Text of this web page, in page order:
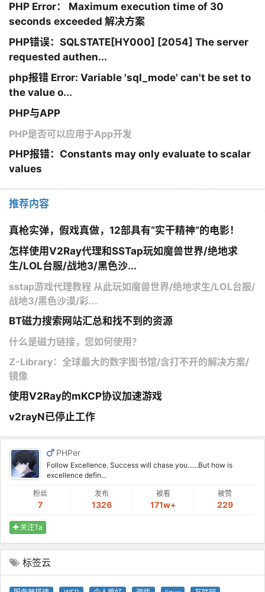
PHP Error： Maximum execution time of 30
seconds exceeded 解决方案
PHP错误：SQLSTATE[HY000] [2054] The server
requested authen...
php报错 Error: Variable 'sql_mode' can't be set to
the value o...
PHP与APP
PHP是否可以应用于App开发
PHP报错：Constants may only evaluate to scalar
values
推荐内容
真枪实弹，假戏真做，12部具有“实干精神”的电影！
怎样使用V2Ray代理和SSTap玩如魔兽世界/绝地求
生/LOL台服/战地3/黑色沙...
sstap游戏代理教程 从此玩如魔兽世界/绝地求生/LOL台服/
战地3/黑色沙漠/彩...
BT磁力搜索网站汇总和找不到的资源
什么是磁力链接，您如何使用？
Z-Library：全球最大的数字图书馆/含打不开的解决方案/
镜像
使用V2Ray的mKCP协议加速游戏
v2rayN已停止工作
PHPer
Follow Excellence. Success will chase you......But how is
excellence defin...
粉丝
7
发布
1326
被看
171w+
被赞
229
关注Ta
标签云